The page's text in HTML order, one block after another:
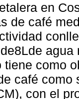
en
de café
tiene como
café
con el